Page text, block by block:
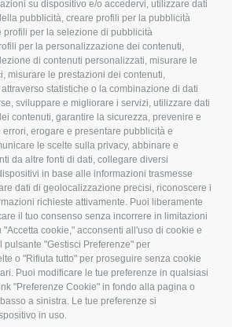
su dispositivo e/o accedervi, utilizzare dati
pubblicità, creare profili per la pubblicità
profili per la selezione di pubblicità
per la personalizzazione dei contenuti,
di contenuti personalizzati, misurare le
misurare le prestazioni dei contenuti,
statistiche o la combinazione di dati
sviluppare e migliorare i servizi, utilizzare dati
contenuti, garantire la sicurezza, prevenire e
erogare e presentare pubblicità e
le scelte sulla privacy, abbinare e
da altre fonti di dati, collegare diversi
in base alle informazioni trasmesse
dati di geolocalizzazione precisi, riconoscere i
richieste attivamente. Puoi liberamente
il tuo consenso senza incorrere in limitazioni
cookie," acconsenti all'uso di cookie e
pulsante "Gestisci Preferenze" per
o "Rifiuta tutto" per proseguire senza cookie
Puoi modificare le tue preferenze in qualsiasi
"Preferenze Cookie" in fondo alla pagina o
a sinistra. Le tue preferenze si
in uso.
e
Fiscale
Lavoro
Ambiente
Associazione
CONFAGRICOLTURA
ATTIVA
Notizie in evidenza
Eventi
Comunicati Stampa
Video
Iscrizione Newsletter
Newsletter